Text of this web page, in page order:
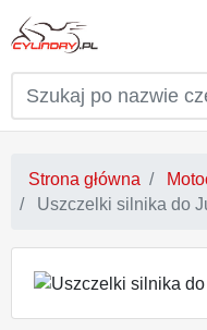
Strona główna
Uszczelki silnika do